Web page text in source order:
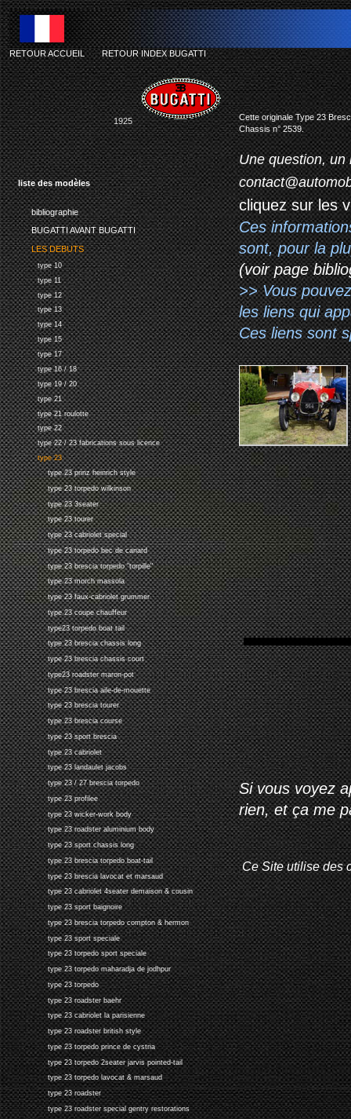
liste des modèles
bibliographie
BUGATTI AVANT BUGATTI
LES DEBUTS
type 10
type 11
type 12
type 13
type 14
type 15
type 17
type 16 / 18
type 19 / 20
type 21
type 21 roulotte
type 22
type 22 / 23 fabrications sous licence
type 23
type 23 prinz heinrich style
type 23 torpedo wilkinson
type 23 3seater
type 23 tourer
type 23 cabriolet special
type 23 torpedo bec de canard
type 23 brescia torpedo "torpille"
type 23 morch massola
type 23 faux-cabriolet grummer
type 23 coupe chauffeur
type23 torpedo boat tail
type 23 brescia chassis long
type 23 brescia chassis court
type23 roadster maron-pot
type 23 brescia aile-de-mouette
type 23 brescia tourer
type 23 brescia course
type 23 sport brescia
type 23 cabriolet
type 23 landaulet jacobs
type 23 / 27 brescia torpedo
type 23 profilee
type 23 wicker-work body
type 23 roadster aluminium body
type 23 sport chassis long
type 23 brescia torpedo boat-tail
type 23 brescia lavocat et marsaud
type 23 cabriolet 4seater demaison & cousin
type 23 sport baignoire
type 23 brescia torpedo compton & hermon
type 23 sport speciale
type 23 torpedo sport speciale
type 23 torpedo maharadja de jodhpur
type 23 torpedo
type 23 roadster baehr
type 23 cabriolet la parisienne
type 23 roadster british style
type 23 torpedo prince de cystria
type 23 torpedo 2seater jarvis pointed-tail
type 23 torpedo lavocat & marsaud
type 23 roadster
type 23 roadster special gentry restorations
RETOUR ACCUEIL-RETOUR INDEX BUGATTI
1925
Cette originale Type 23
Chassis n° 2539.
Une question, un
cliquez sur les
Ces
sont, pour la
(voir page
>> Vous
les liens qui
Ces liens sont
Si vous voyez
rien, et ça me
Ce Site utilise des